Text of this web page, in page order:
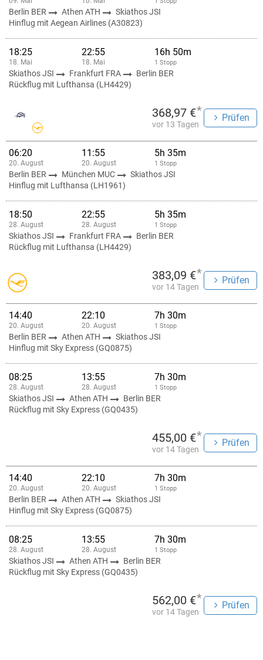
Berlin BER Athen ATH
Skiathos JSI
Hinflug mit Aegean Airlines (A30823)
18:25
18. Mai
22:55
18. Mai
16h 50m
1 Stopp
Skiathos JSI Frankfurt FRA
Berlin BER
Rückflug mit Lufthansa (LH4429)
368,97 €*
vor 13 Tagen
Prüfen
06:20
20. August
11:55
20. August
5h 35m
1 Stopp
Berlin BER München MUC
Skiathos JSI
Hinflug mit Lufthansa (LH1961)
18:50
28. August
22:55
28. August
5h 35m
1 Stopp
Skiathos JSI Frankfurt FRA
Berlin BER
Rückflug mit Lufthansa (LH4429)
383,09 €*
vor 14 Tagen
Prüfen
14:40
20. August
22:10
20. August
7h 30m
1 Stopp
Berlin BER Athen ATH
Skiathos JSI
Hinflug mit Sky Express (GQ0875)
08:25
28. August
13:55
28. August
7h 30m
1 Stopp
Skiathos JSI Athen ATH
Berlin BER
Rückflug mit Sky Express (GQ0435)
455,00 €*
vor 14 Tagen
Prüfen
14:40
20. August
22:10
20. August
7h 30m
1 Stopp
Berlin BER Athen ATH
Skiathos JSI
Hinflug mit Sky Express (GQ0875)
08:25
28. August
13:55
28. August
7h 30m
1 Stopp
Skiathos JSI Athen ATH
Berlin BER
Rückflug mit Sky Express (GQ0435)
562,00 €*
vor 14 Tagen
Prüfen